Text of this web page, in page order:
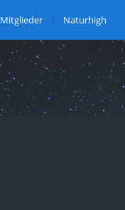
Mitglieder Naturhigh